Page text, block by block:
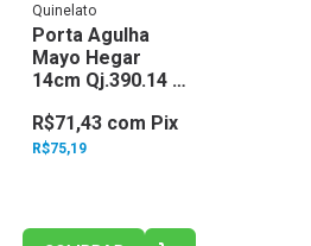
Quinelato
Porta Agulha
Mayo Hegar
14cm Qj.390.14 -
R$75,19
R$71,43 com Pix